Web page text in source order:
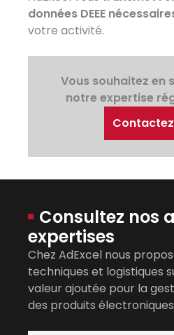
données DEEE
votre activité.
Vous souhaitez en
notre expertise
Consultez nos
expertises
Chez AdExcel nous
techniques et logistiques
valeur ajoutée pour la
des produits